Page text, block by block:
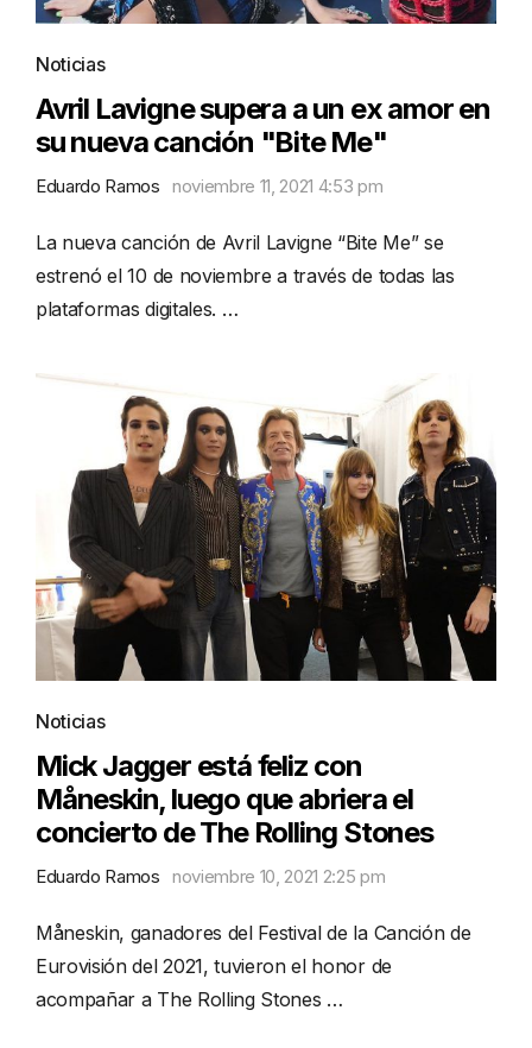
Noticias
Avril Lavigne supera a un ex amor en
su nueva canción "Bite Me"
Eduardo Ramos noviembre 11, 2021 4:53 pm
La nueva canción de Avril Lavigne “Bite Me” se
estrenó el 10 de noviembre a través de todas las
plataformas digitales. …
Noticias
Mick Jagger está feliz con
Måneskin, luego que abriera el
concierto de The Rolling Stones
Eduardo Ramos noviembre 10, 2021 2:25 pm
Måneskin, ganadores del Festival de la Canción de
Eurovisión del 2021, tuvieron el honor de
acompañar a The Rolling Stones …